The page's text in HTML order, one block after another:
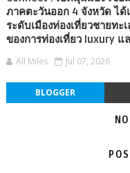
ภาคตะวันออก 4 จังหวัด ไ
ระดับเมืองท่องเที่ยวชายท
ของการท่องเที่ยว luxury แ
All Miles Jul 07, 2026
BLOGGER